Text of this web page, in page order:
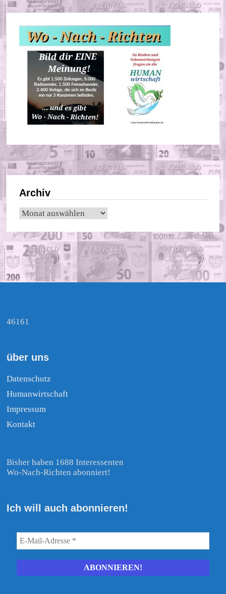
Archiv
Archiv
46161
über uns
Datenschutz
Humanwirtschaft
Impressum
Kontakt
Bisher haben 1688 Interessenten
Wo-Nach-Richten abonniert!
Ich will auch abonnieren!